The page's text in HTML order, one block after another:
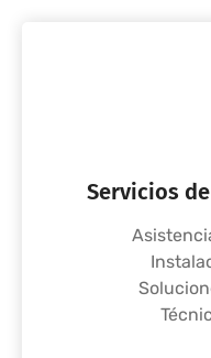
Servicios